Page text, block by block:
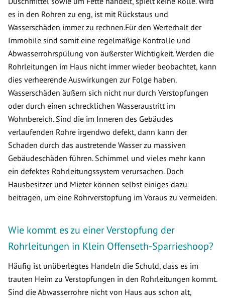
es in den Rohren zu eng, ist mit Rückstaus und
Wasserschäden immer zu rechnen.Für den Werterhalt der
Immobile sind somit eine regelmäßige Kontrolle und
Abwasserrohrspülung von äußerster Wichtigkeit. Werden die
Rohrleitungen im Haus nicht immer wieder beobachtet, kann
dies verheerende Auswirkungen zur Folge haben.
Wasserschäden äußern sich nicht nur durch Verstopfungen
oder durch einen schrecklichen Wasseraustritt im
Wohnbereich. Sind die im Inneren des Gebäudes
verlaufenden Rohre irgendwo defekt, dann kann der
Schaden durch das austretende Wasser zu massiven
Gebäudeschäden führen. Schimmel und vieles mehr kann
ein defektes Rohrleitungssystem verursachen. Doch
Hausbesitzer und Mieter können selbst einiges dazu
beitragen, um eine Rohrverstopfung im Voraus zu vermeiden.
Wie kommt es zu einer Verstopfung der
Rohrleitungen in Klein Offenseth-Sparrieshoop?
Häufig ist unüberlegtes Handeln die Schuld, dass es im
trauten Heim zu Verstopfungen in den Rohrleitungen kommt.
Sind die Abwasserrohre nicht von Haus aus schon alt,